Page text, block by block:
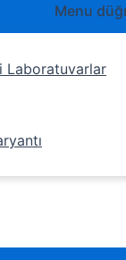
Menu
Laboratuvarlar